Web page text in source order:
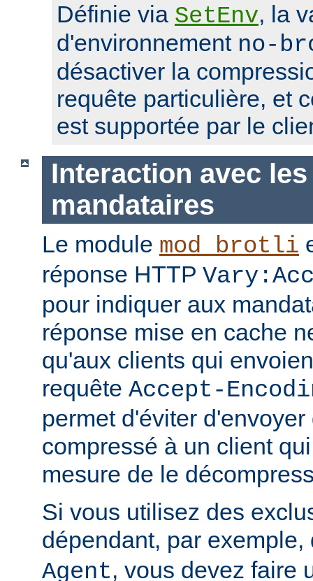
Définie via SetEnv, la
d'environnement no-
désactiver la
requête particulière, et
est supportée par le
Interaction avec
mandataires
Le module mod_brotli
réponse HTTP
pour indiquer aux
réponse mise en cache
qu'aux clients qui
requête Accept-
permet d'éviter
compressé à un client
mesure de le
Si vous utilisez des
dépendant, par
Agent, vous devez faire